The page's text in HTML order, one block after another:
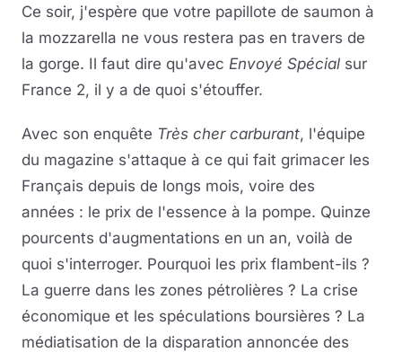
Ce soir, j'espère que votre papillote de saumon à
la mozzarella ne vous restera pas en travers de
la gorge. Il faut dire qu'avec Envoyé Spécial sur
France 2, il y a de quoi s'étouffer.
Avec son enquête Très cher carburant, l'équipe
du magazine s'attaque à ce qui fait grimacer les
Français depuis de longs mois, voire des
années : le prix de l'essence à la pompe. Quinze
pourcents d'augmentations en un an, voilà de
quoi s'interroger. Pourquoi les prix flambent-ils ?
La guerre dans les zones pétrolières ? La crise
économique et les spéculations boursières ? La
médiatisation de la disparation annoncée des